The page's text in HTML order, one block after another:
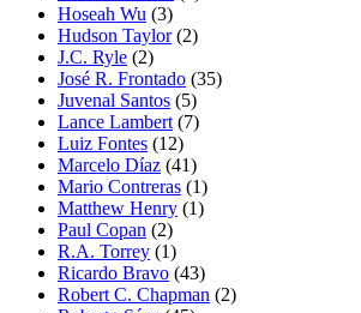
Hoseah Wu (3)
Hudson Taylor(2)
J.C. Ryle (2)
José R. Frontado (35)
Juvenal Santos (5)
Lance Lambert(7)
Luiz Fontes (12)
Marcelo Díaz (41)
Mario Contreras (1)
Matthew Henry (1)
Paul Copan (2)
R.A. Torrey (1)
Ricardo Bravo (43)
Robert C. Chapman (2)